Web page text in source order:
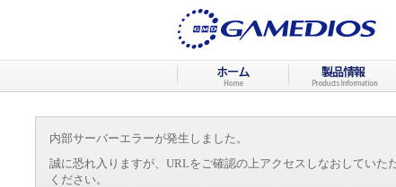
内部サーバーエラーが発生しました。
誠に恐れ入りますが、URLをご確認の上アクセスしなおしていた
ください。